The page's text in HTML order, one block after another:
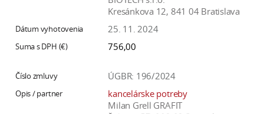
Kresánkova 12, 841 04 Bratislava
25. 11. 2024
756,00
ÚGBR: 196/2024
kancelárske potreby
Milan Grell GRAFIT